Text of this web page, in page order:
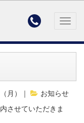

月）
お知らせ
させていただきま